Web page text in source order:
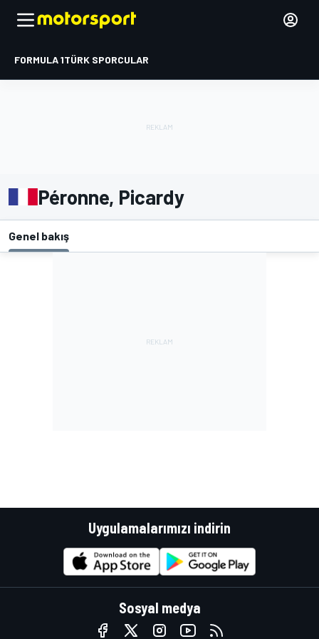
FORMULA 1TÜRK SPORCULAR
Péronne, Picardy
Genel bakış
Uygulamalarımızı indirin
Sosyal medya